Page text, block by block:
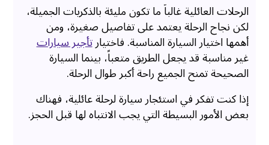
الرحلات العائلية غالباً ما تكون مليئة بالذكريات الجميلة،
لكن نجاح الرحلة يعتمد على تفاصيل صغيرة، ومن
أهمها اختيار السيارة المناسبة. فاختيارتأجير سيارات
غير مناسبة قد يجعل الطريق متعباً، بينما السيارة
الصحيحة تمنح الجميع راحة أكبر طوال الرحلة.
إذا كنت تفكر في استئجار سيارة لرحلة عائلية، فهناك
بعض الأمور البسيطة التي يجب الانتباه لها قبل الحجز.